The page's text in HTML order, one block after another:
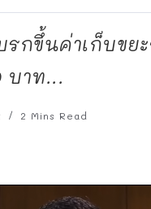
รกขึ้นค่าเก็บขย
บาท...
2 Mins Read